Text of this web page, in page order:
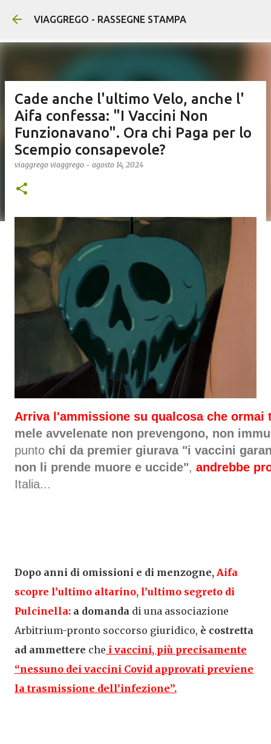
Passa ai contenuti principali
VIAGGREGO - RASSEGNE STAMPA
Cade anche l'ultimo Velo, anche l'
Aifa confessa: "I Vaccini Non
Funzionavano". Ora chi Paga per lo
Scempio consapevole?
viaggrego viaggrego - agosto 14, 2024
Arriva l'ammissione su qualcosa che ormai
mele avvelenate non prevengono, non
punto chi da premier giurava "i vaccini
non li prende muore e uccide", andrebbe
Italia...
Dopo anni di omissioni e di menzogne, Aifa
scopre l’ultimo altarino, l’ultimo segreto di
Pulcinella: a domanda di una associazione
Arbitrium-pronto soccorso giuridico, è costretta
ad ammettere che i vaccini, più precisamente
“nessuno dei vaccini Covid approvati previene
la trasmissione dell’infezione”.